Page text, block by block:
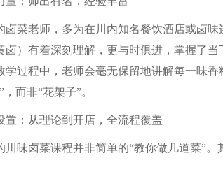
卤菜老师，多为在川内知名餐饮酒店或卤
卤）有着深刻理解，更与时俱进，掌握了
学过程中，老师会毫无保留地讲解每一味
而非“花架子”。
置：从理论到开店，全流程覆盖
川味卤菜课程并非简单的“教你做几道菜”。